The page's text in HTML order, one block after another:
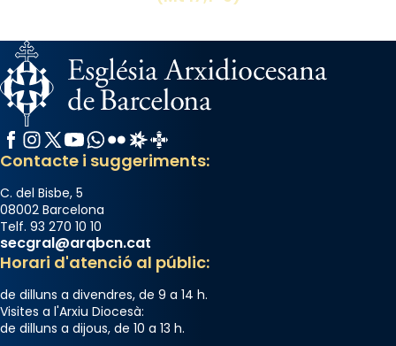
el món cristià, després de Roma i terra
Santa.
«A Raïms de Sant Jaume, raïms aigualits;
raïms de setembre te'n llepes els dits»,
segons una dita popular.
Photo
View on Facebook
Facebook
Instagram
X / Twitter
YouTube
WhatsApp
FlickrRadio Estel
Catalunya Cristiana
Contacte i suggeriments:
C. del Bisbe, 5
08002 Barcelona
Telf. 93 270 10 10
secgral@arqbcn.cat
Horari d'atenció al públic:
de dilluns a divendres, de 9 a 14 h.
Visites a l'Arxiu Diocesà:
de dilluns a dijous, de 10 a 13 h.